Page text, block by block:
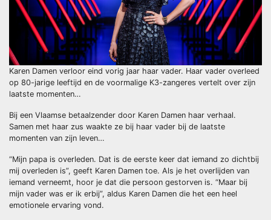
Karen Damen verloor eind vorig jaar haar vader. Haar vader overleed
op 80-jarige leeftijd en de voormalige K3-zangeres vertelt over zijn
laatste momenten…
Bij een Vlaamse betaalzender door Karen Damen haar verhaal.
Samen met haar zus waakte ze bij haar vader bij de laatste
momenten van zijn leven…
“Mijn papa is overleden. Dat is de eerste keer dat iemand zo dichtbij
mij overleden is”, geeft Karen Damen toe. Als je het overlijden van
iemand verneemt, hoor je dat die persoon gestorven is. “Maar bij
mijn vader was er ik erbij”, aldus Karen Damen die het een heel
emotionele ervaring vond.